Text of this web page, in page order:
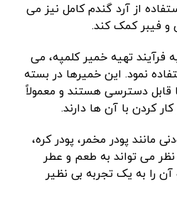
از آرد گندم کامل نیز می
و فیبر کمک کند.
تهیه خمیر کلمپه، می
نمود. این خمیرها در بسته
قابل دسترسی هستند و معمولاً
کردن با آن ها دارند.
مانند پودر مخمر، پودر کره،
نظر می تواند به طعم و عطر
را به یک تجربه بی نظیر